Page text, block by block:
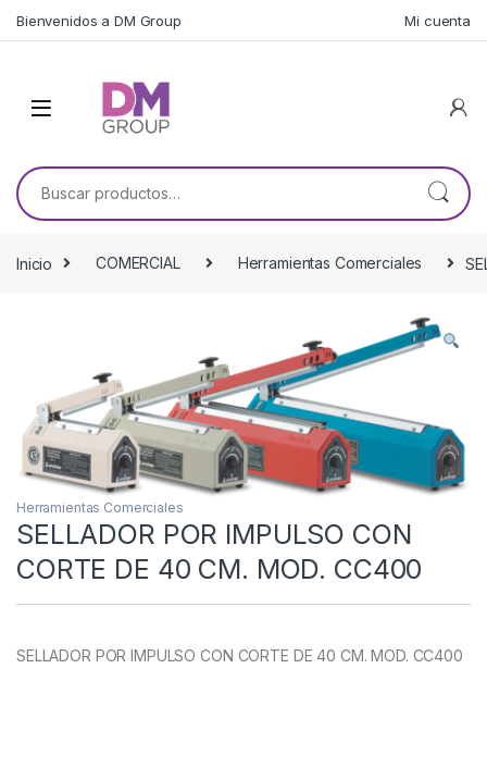
Bienvenidos a DM Group Mi cuenta
Buscar por:
Inicio COMERCIAL Herramientas Comerciales
Herramientas Comerciales
SELLADOR POR IMPULSO CON
CORTE DE 40 CM. MOD. CC400
SELLADOR POR IMPULSO CON CORTE DE 40 CM. MOD. CC400